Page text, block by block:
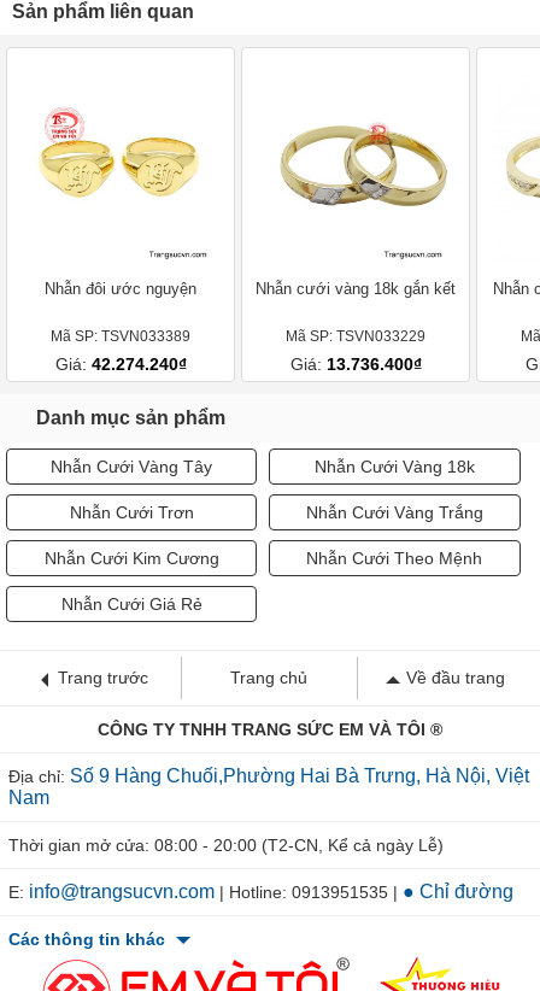
Sản phẩm liên quan
Nhẫn đôi ước nguyện
Mã SP: TSVN033389
Giá: 42.274.240₫
Nhẫn cưới vàng 18k gắn kết
Mã SP: TSVN033229
Giá: 13.736.400₫
Nhẫn
Danh mục sản phẩm
Nhẫn Cưới Vàng Tây Nhẫn Cưới Vàng 18k
Nhẫn Cưới Trơn Nhẫn Cưới Vàng Trắng
Nhẫn Cưới Kim Cương Nhẫn Cưới Theo Mệnh
Nhẫn Cưới Giá Rẻ
Trang trước Trang chủ Về đầu trang
CÔNG TY TNHH TRANG SỨC EM VÀ TÔI ®
Địa chỉ: Số 9 Hàng Chuối,Phường Hai Bà Trưng, Hà Nội, Việt
Nam
Thời gian mở cửa: 08:00 - 20:00 (T2-CN, Kể cả ngày Lễ)
E: info@trangsucvn.com | Hotline: 0913951535 | ● Chỉ đường
Các thông tin khác